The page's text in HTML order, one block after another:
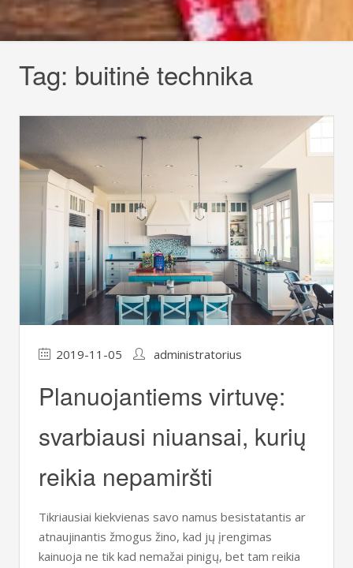
Tag: buitinė technika
2019-11-05 administratorius
Planuojantiems virtuvę:
svarbiausi niuansai, kurių
reikia nepamiršti
Tikriausiai kiekvienas savo namus besistatantis ar
atnaujinantis žmogus žino, kad jų įrengimas
kainuoja ne tik kad nemažai pinigų, bet tam reikia